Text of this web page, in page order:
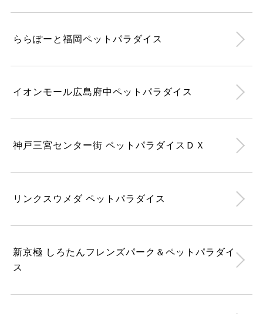
ららぽーと福岡ペットパラダイス
イオンモール広島府中ペットパラダイス
神戸三宮センター街 ペットパラダイスＤＸ
リンクスウメダ ペットパラダイス
新京極 しろたんフレンズパーク＆ペットパラダイ
ス